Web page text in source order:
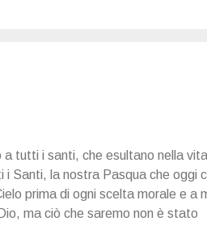
a tutti i santi, che esultano nella
i Santi, la nostra Pasqua che oggi
prima di ogni scelta morale e a
ma ciò che saremo non è stato